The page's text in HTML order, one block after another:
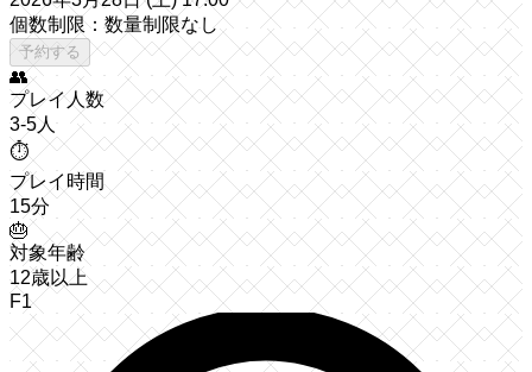
個数制限：数量制限なし
予約する
👥
プレイ人数
3-5人
⏱️
プレイ時間
15分
🎂
対象年齢
12歳以上
F1